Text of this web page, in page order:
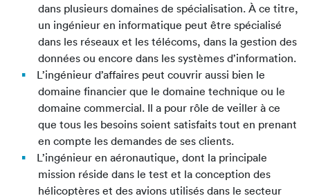
dans plusieurs domaines de spécialisation. À ce titre,
un ingénieur en informatique peut être spécialisé
dans les réseaux et les télécoms, dans la gestion des
données ou encore dans les systèmes d’information.
L’ingénieur d’affaires peut couvrir aussi bien le
domaine financier que le domaine technique ou le
domaine commercial. Il a pour rôle de veiller à ce
que tous les besoins soient satisfaits tout en prenant
en compte les demandes de ses clients.
L’ingénieur en aéronautique, dont la principale
mission réside dans le test et la conception des
hélicoptères et des avions utilisés dans le secteur